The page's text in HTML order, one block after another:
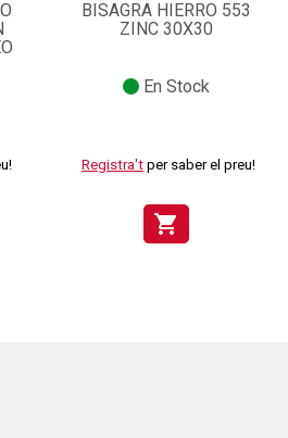
BISAGRA HIERRO 553
ZINC 30X30
En Stock
Registra't per saber el preu!
shopping_cart